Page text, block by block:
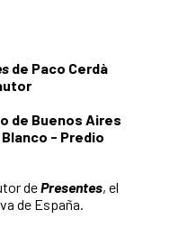
de Paco Cerdà
de Buenos Aires
- Predio
dePresentes, el
de España.